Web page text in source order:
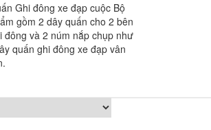
Ghi đông xe đạp cuộc Bộ
gồm 2 dây quấn cho 2 bên
đông và 2 núm nắp chụp như
quấn ghi đông xe đạp vân